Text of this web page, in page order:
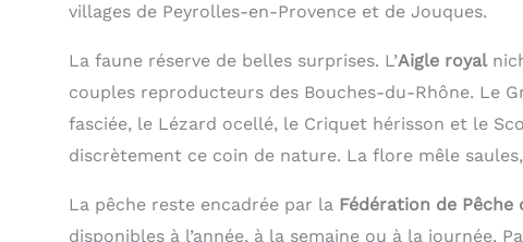
villages de Peyrolles-en-Provence et de Jouques.
La faune réserve de belles surprises. L’Aigle royal
couples reproducteurs des Bouches-du-Rhône. Le
fasciée, le Lézard ocellé, le Criquet hérisson et le
discrètement ce coin de nature. La flore mêle
La pêche reste encadrée par la Fédération de Pêche
disponibles à l’année, à la semaine ou à la journée.